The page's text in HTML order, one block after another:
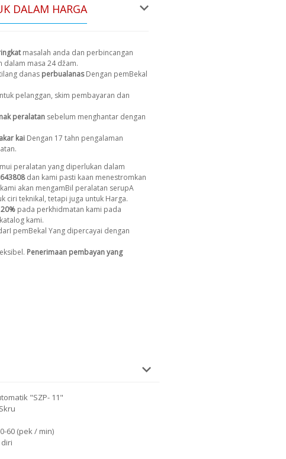
DALAM HARGA
masalah anda dan perbincangan
dalam masa 24 džam.
danas perbualanasDengan pemBekal
pelanggan, skim pembayaran dan
peralatan sebelum menghantar dengan
kai Dengan 17 tahn pengalaman
peralatan yang diperlukan dalam
dan kami pasti kaan menestromkan
akan mengamBil peralatan serupA
ciri teknikal, tetapi juga untuk Harga.
pada perkhidmatan kami pada
kami.
pemBekal Yang dipercayai dengan
Penerimaan pembayan yang
"SZP- 11"
60 (pek / min)